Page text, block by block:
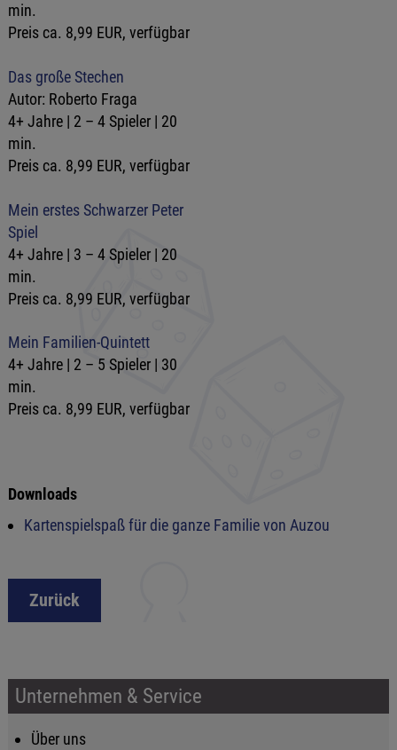
min.
Preis ca. 8,99 EUR, verfügbar
Das große Stechen
Autor: Roberto Fraga
4+ Jahre | 2 – 4 Spieler | 20
min.
Preis ca. 8,99 EUR, verfügbar
Mein erstes Schwarzer Peter
Spiel
4+ Jahre | 3 – 4 Spieler | 20
min.
Preis ca. 8,99 EUR, verfügbar
Mein Familien-Quintett
4+ Jahre | 2 – 5 Spieler | 30
min.
Preis ca. 8,99 EUR, verfügbar
Downloads
Kartenspielspaß für die ganze Familie von Auzou
Zurück
Unternehmen & Service
Über uns